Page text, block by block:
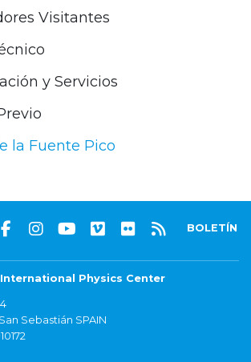
Visitantes
y Servicios
la Fuente Pico
BOLETÍN
Physics Center
Sebastián SPAIN